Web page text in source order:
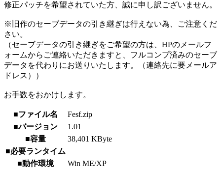
修正パッチを希望されていた方、誠に申し訳ございません。
※旧作のセーブデータの引き継ぎは行えない為、ご注意くだ
さい。
（セーブデータの引き継ぎをご希望の方は、HPのメールフ
ォームからご連絡いただきますと、フルコンプ済みのセーブ
データを代わりにお送りいたします。（連絡先に要メールア
ドレス））
お手数をおかけします。
■ファイル名
Fesf.zip
■バージョン
1.01
■容量
38,401 KByte
■必要ランタイム
■動作環境
Win ME/XP